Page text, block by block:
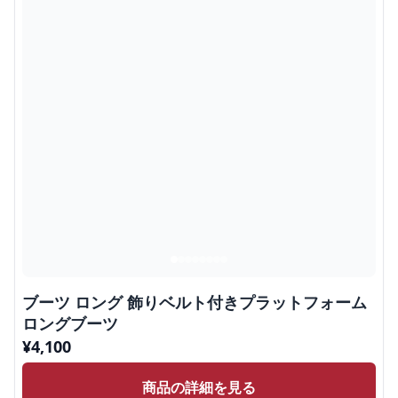
ブーツ ロング 飾りベルト付きプラットフォーム
ロングブーツ
¥4,100
商品の詳細を見る